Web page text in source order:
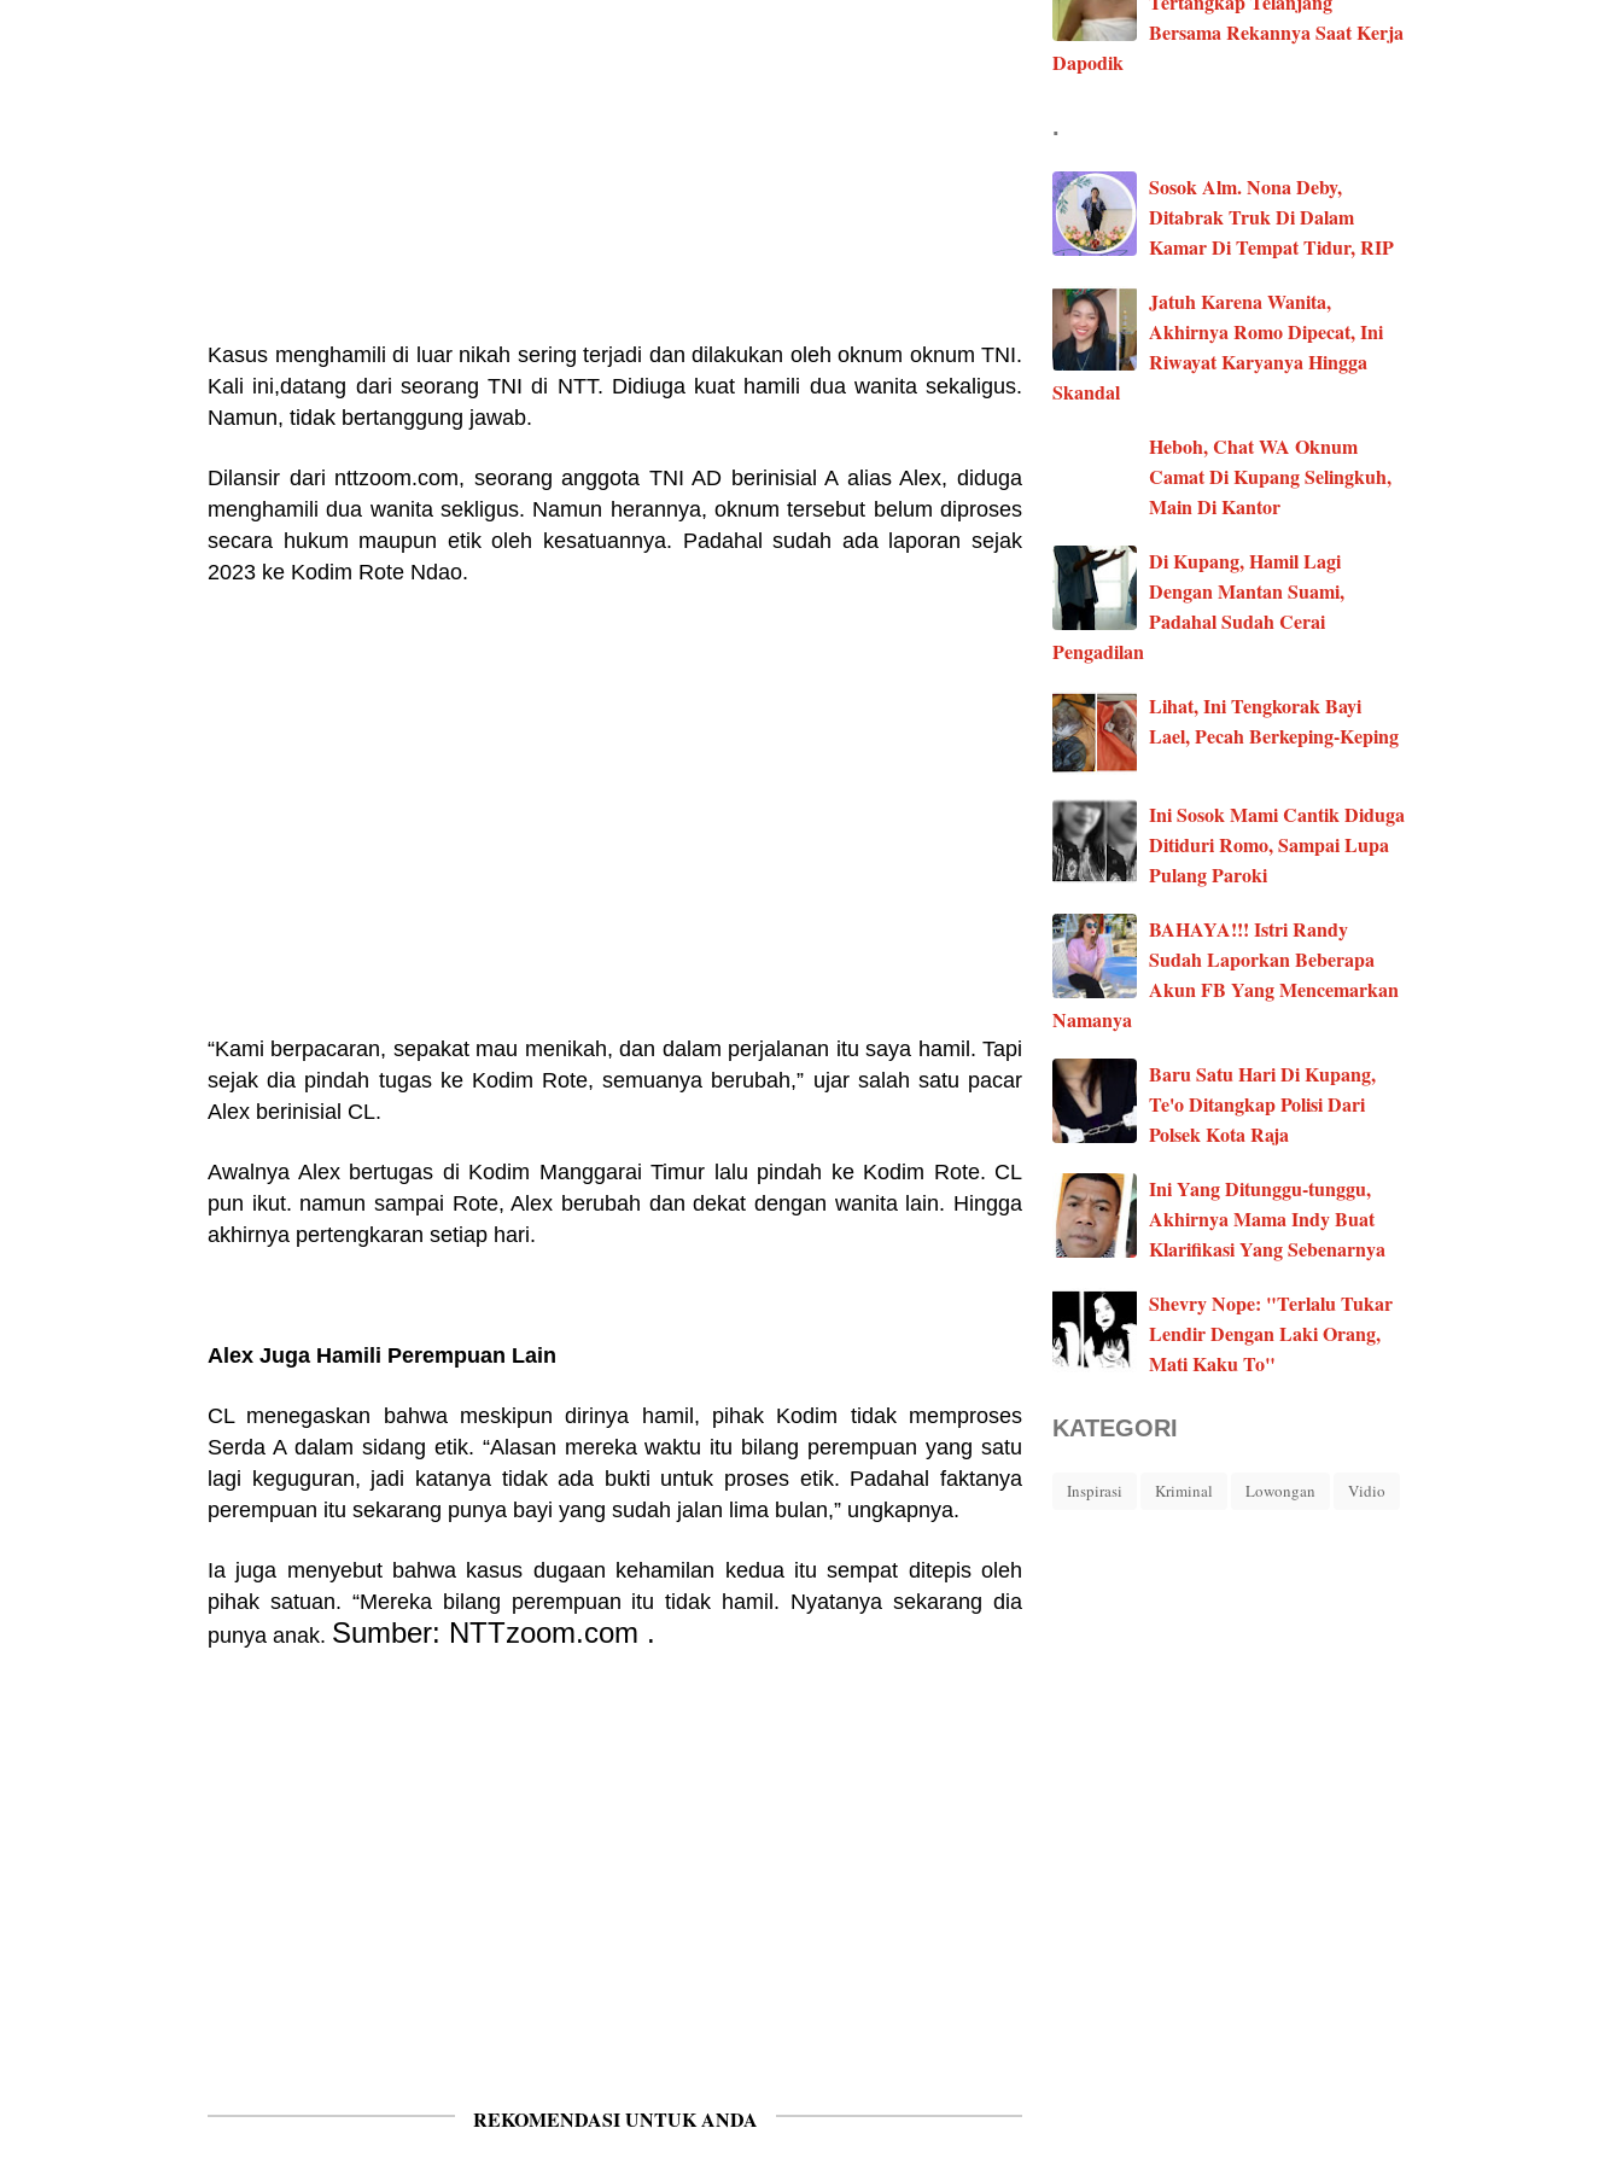
Kasus menghamili di luar nikah sering terjadi dan dilakukan oleh oknum oknum TNI.
Kali ini,datang dari seorang TNI di NTT. Didiuga kuat hamili dua wanita sekaligus.
Namun, tidak bertanggung jawab.
Dilansir dari nttzoom.com, seorang anggota TNI AD berinisial A alias Alex, diduga
menghamili dua wanita sekligus. Namun herannya, oknum tersebut belum diproses
secara hukum maupun etik oleh kesatuannya. Padahal sudah ada laporan sejak
2023 ke Kodim Rote Ndao.
‎“Kami berpacaran, sepakat mau menikah, dan dalam perjalanan itu saya hamil. Tapi
sejak dia pindah tugas ke Kodim Rote, semuanya berubah,” ujar salah satu pacar
Alex berinisial CL.
Awalnya Alex bertugas di Kodim Manggarai Timur lalu pindah ke Kodim Rote. CL
pun ikut. namun sampai Rote, Alex berubah dan dekat dengan wanita lain. Hingga
akhirnya pertengkaran setiap hari.
Alex Juga Hamili Perempuan Lain
‎CL menegaskan bahwa meskipun dirinya hamil, pihak Kodim tidak memproses
Serda A dalam sidang etik. “Alasan mereka waktu itu bilang perempuan yang satu
lagi keguguran, jadi katanya tidak ada bukti untuk proses etik. Padahal faktanya
perempuan itu sekarang punya bayi yang sudah jalan lima bulan,” ungkapnya.
‎Ia juga menyebut bahwa kasus dugaan kehamilan kedua itu sempat ditepis oleh
pihak satuan. “Mereka bilang perempuan itu tidak hamil. Nyatanya sekarang dia
punya anak. Sumber: NTTzoom.com .
REKOMENDASI UNTUK ANDA
Bersama Rekannya Saat Kerja
Dapodik
.
Sosok Alm. Nona Deby,
Ditabrak Truk Di Dalam
Kamar Di Tempat Tidur, RIP
Jatuh Karena Wanita,
Akhirnya Romo Dipecat, Ini
Riwayat Karyanya Hingga
Skandal
Heboh, Chat WA Oknum
Camat Di Kupang Selingkuh,
Main Di Kantor
Di Kupang, Hamil Lagi
Dengan Mantan Suami,
Padahal Sudah Cerai
Pengadilan
Lihat, Ini Tengkorak Bayi
Lael, Pecah Berkeping-Keping
Ini Sosok Mami Cantik Diduga
Ditiduri Romo, Sampai Lupa
Pulang Paroki
BAHAYA!!! Istri Randy
Sudah Laporkan Beberapa
Akun FB Yang Mencemarkan
Namanya
Baru Satu Hari Di Kupang,
Te'o Ditangkap Polisi Dari
Polsek Kota Raja
Ini Yang Ditunggu-tunggu,
Akhirnya Mama Indy Buat
Klarifikasi Yang Sebenarnya
Shevry Nope: "Terlalu Tukar
Lendir Dengan Laki Orang,
Mati Kaku To"
KATEGORI
Inspirasi Kriminal Lowongan Vidio